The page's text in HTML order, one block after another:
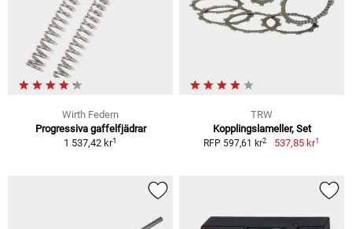
Wirth Federn
Progressiva gaffelfjädrar
1 537,42 kr1
TRW
Kopplingslameller, Set
RFP 597,61 kr2 537,85 kr1